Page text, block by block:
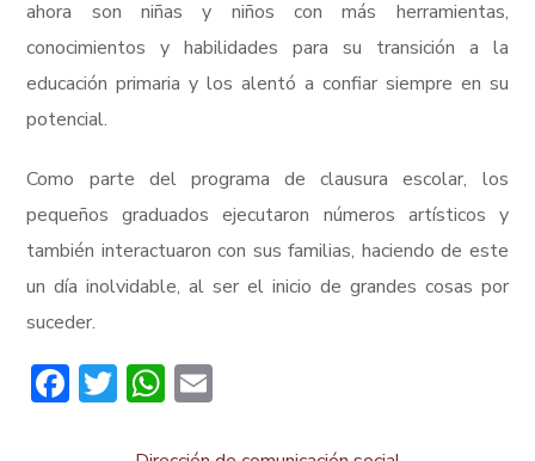
ahora son niñas y niños con más herramientas,
conocimientos y habilidades para su transición a la
educación primaria y los alentó a confiar siempre en su
potencial.
Como parte del programa de clausura escolar, los
pequeños graduados ejecutaron números artísticos y
también interactuaron con sus familias, haciendo de este
un día inolvidable, al ser el inicio de grandes cosas por
suceder.
Facebook
TwitterWhatsApp